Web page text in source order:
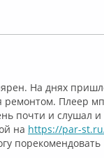
На днях
Плеер
почти и слушал
на https://par-
порекомендовать